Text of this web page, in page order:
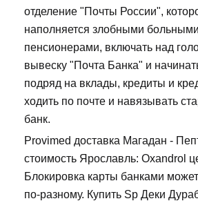
отделение "Почты России",
наполняется злобными
пенсионерами, включать над
вывеску "Почта Банка" и
подряд на вклады, кредиты и
ходить по почте и навязывать
банк.
Provimed доставка Магадан -
стоимость Ярославль: Oxandrol
Блокировка карты банками
по-разному. Купить Sp Деки